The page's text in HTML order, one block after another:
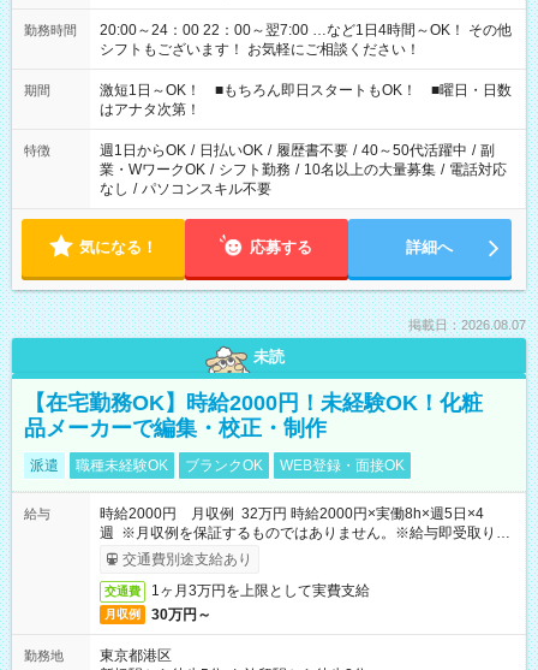
勤務時間
20:00～24：00 22：00～翌7:00 …など1日4時間～OK！ その他
シフトもございます！ お気軽にご相談ください！
期間
激短1日～OK！ ■もちろん即日スタートもOK！ ■曜日・日数
はアナタ次第！
特徴 週1日からOK / 日払いOK / 履歴書不要 / 40～50代活躍中 / 副
業・WワークOK / シフト勤務 / 10名以上の大量募集 / 電話対応
なし / パソコンスキル不要
気になる！ 応募する 詳細へ
掲載日：2026.08.07
未読
【在宅勤務OK】時給2000円！未経験OK！化粧
品メーカーで編集・校正・制作
派遣 職種未経験OK ブランクOK WEB登録・面接OK
給与
時給2000円 月収例 32万円 時給2000円×実働8h×週5日×4
週 ※月収例を保証するものではありません。※給与即受取りサ
ービス利用可（利用条件有）
交通費別途支給あり
交通費 1ヶ月3万円を上限として実費支給
月収例 30万円～
勤務地
東京都港区